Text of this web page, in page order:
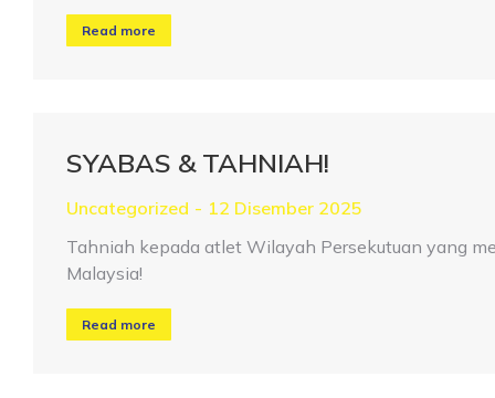
Read more
SYABAS & TAHNIAH!
Uncategorized
12 Disember 2025
Tahniah kepada atlet Wilayah Persekutuan yang
Malaysia!
Read more